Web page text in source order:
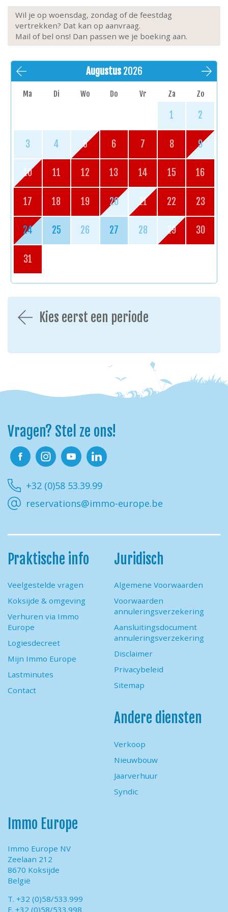
betalend. Er is een parkeerkaart beschikbaar voor
€30,00 per week, te koop bij Immo Europe.
Extra’s:
lift, kinderstoel, huisdieren verboden, niet
rokers, verplichte eindschoonmaak inbegrepen in
Wil je op woensdag, zondag of de feestdag
vertrekken? Dat kan op aanvraag.
Mail of bel ons! Dan passen we je boeking aan.
Augustus 2026
Ma Di Wo Do Vr Za Zo
1 2
3 4 5 6 7 8 9
10 11 12 13 14 15 16
17 18 19 20 21 22 23
24 25 26 27 28 29 30
31
Kies eerst een periode
Vragen? Stel ze ons!
+32 (0)58 53.39.99
reservations@immo-europe.be
Praktische info
Veelgestelde vragen
Koksijde & omgeving
Verhuren via Immo
Europe
Logiesdecreet
Mijn Immo Europe
Lastminutes
Contact
Juridisch
Algemene Voorwaarden
Voorwaarden
annuleringsverzekering
Aansluitingsdocument
annuleringsverzekering
Disclaimer
Privacybeleid
Sitemap
Andere diensten
Verkoop
Nieuwbouw
Jaarverhuur
Syndic
Immo Europe
Immo Europe NV
Zeelaan 212
8670 Koksijde
België
T. +32 (0)58/533.999
F. +32 (0)58/533.998